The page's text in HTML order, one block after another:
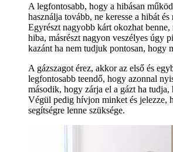
A legfontosabb, hogy a hibásan
használja tovább, ne keresse a hibát és
Egyrészt nagyobb kárt okozhat benne,
hiba, másrészt nagyon veszélyes úgy
kazánt ha nem tudjuk pontosan, hogy
A gázszagot érez, akkor az első és
legfontosabb teendő, hogy azonnal
második, hogy zárja el a gázt ha tudja,
Végül pedig hívjon minket és jelezze,
segítségre lenne szüksége.